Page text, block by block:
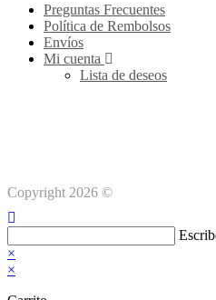
Preguntas Frecuentes
Política de Rembolsos
Envíos
Mi cuenta
Lista de deseos
Copyright 2026 ©
en
esta
×
×